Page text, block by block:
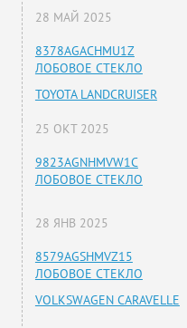
28 МАЙ 2025
8378AGACHMU1Z
ЛОБОВОЕ СТЕКЛО
TOYOTA LANDCRUISER
25 ОКТ 2025
9823AGNHMVW1C
ЛОБОВОЕ СТЕКЛО
28 ЯНВ 2025
8579AGSHMVZ15
ЛОБОВОЕ СТЕКЛО
VOLKSWAGEN CARAVELLE